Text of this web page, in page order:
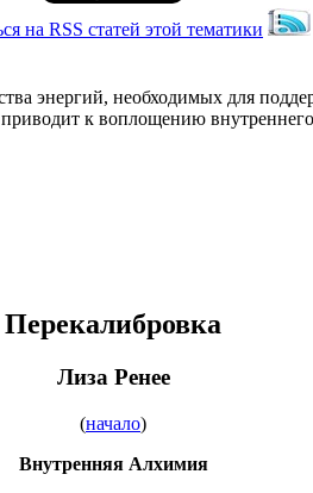
на RSS статей этой тематики
энергий, необходимых для
к воплощению
Перекалибровка
Лиза Ренее
(начало)
Внутренняя Алхимия